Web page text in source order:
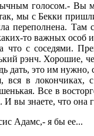
голосом.- Вы
мы с Бекки
переполнена.
то важных
что с соседями.
рэнч. Хорошие,
дать, это им
вся в
Все в
вы знаете, что она
Адамс,- я бы ее...